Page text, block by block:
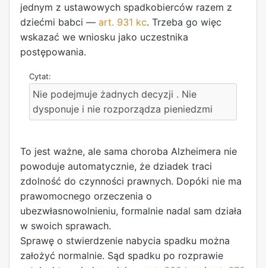
jednym z ustawowych spadkobierców razem z
dziećmi babci — art. 931 kc. Trzeba go więc
wskazać we wniosku jako uczestnika
postępowania.
Nie podejmuje żadnych decyzji . Nie
dysponuje i nie rozporządza pieniedzmi
To jest ważne, ale sama choroba Alzheimera nie
powoduje automatycznie, że dziadek traci
zdolność do czynności prawnych. Dopóki nie ma
prawomocnego orzeczenia o
ubezwłasnowolnieniu, formalnie nadal sam działa
w swoich sprawach.
Sprawę o stwierdzenie nabycia spadku można
założyć normalnie. Sąd spadku po rozprawie